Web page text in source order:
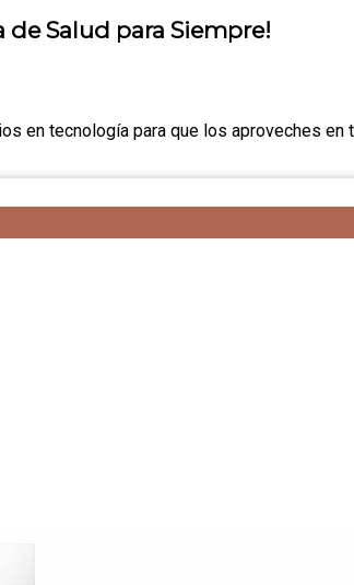
Salud para Siempre!
en tecnología para que los aproveches en